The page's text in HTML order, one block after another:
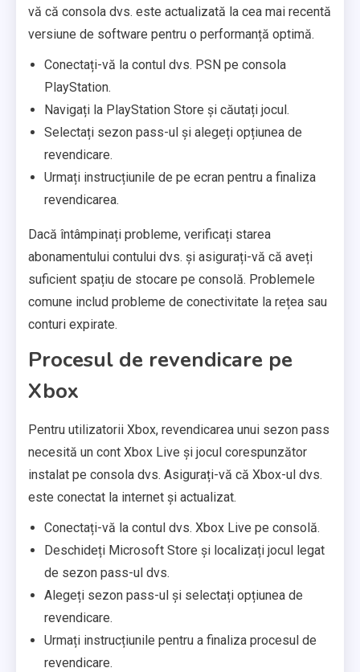
vă că consola dvs. este actualizată la cea mai recentă
versiune de software pentru o performanță optimă.
Conectați-vă la contul dvs. PSN pe consola
PlayStation.
Navigați la PlayStation Store și căutați jocul.
Selectați sezon pass-ul și alegeți opțiunea de
revendicare.
Urmați instrucțiunile de pe ecran pentru a finaliza
revendicarea.
Dacă întâmpinați probleme, verificați starea
abonamentului contului dvs. și asigurați-vă că aveți
suficient spațiu de stocare pe consolă. Problemele
comune includ probleme de conectivitate la rețea sau
conturi expirate.
Procesul de revendicare pe
Xbox
Pentru utilizatorii Xbox, revendicarea unui sezon pass
necesită un cont Xbox Live și jocul corespunzător
instalat pe consola dvs. Asigurați-vă că Xbox-ul dvs.
este conectat la internet și actualizat.
Conectați-vă la contul dvs. Xbox Live pe consolă.
Deschideți Microsoft Store și localizați jocul legat
de sezon pass-ul dvs.
Alegeți sezon pass-ul și selectați opțiunea de
revendicare.
Urmați instrucțiunile pentru a finaliza procesul de
revendicare.